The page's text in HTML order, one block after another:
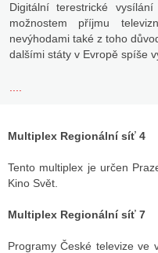
Digitální terestrické
možnostem příjmu
nevýhodami také z toho
dalšími státy v Evropě spíše
Multiplex Regionální síť 4
Tento multiplex je určen
Kino Svět.
Multiplex Regionální síť 7
Programy České televize ve